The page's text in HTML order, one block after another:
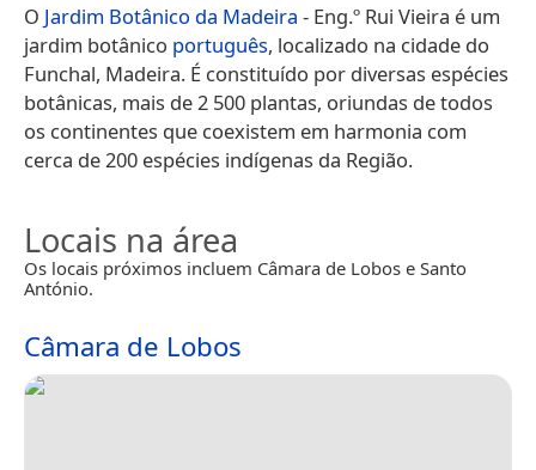
O Jardim Botânico da Madeira - Eng.º Rui Vieira é um
jardim botânico português, localizado na cidade do
Funchal, Madeira. É constituído por diversas espécies
botânicas, mais de 2 500 plantas, oriundas de todos
os continentes que coexistem em harmonia com
cerca de 200 espécies indígenas da Região.
Locais na área
Os locais próximos incluem Câmara de Lobos e Santo
António.
Câmara de Lobos